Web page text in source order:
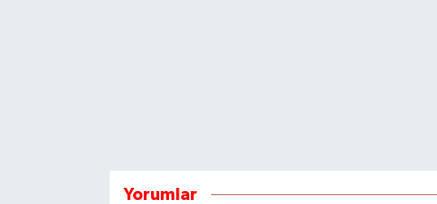
Yorumlar